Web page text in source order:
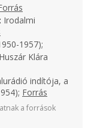
Irodalmi
1957);
Klára
indítója, a
Forrás
a források